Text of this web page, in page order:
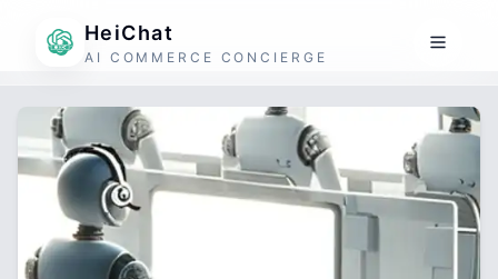
HeiChat
AI COMMERCE CONCIERGE